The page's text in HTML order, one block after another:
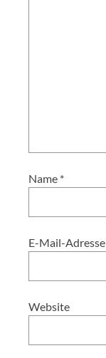
Name *
E-Mail-Adresse
Website